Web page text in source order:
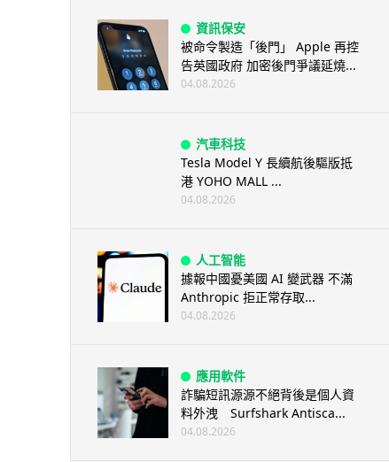
資訊保安
被命令製造「後門」 Apple 再控
告英國政府 加密後門爭議延燒...
04.08.2026
汽車科技
Tesla Model Y 長續航後驅版抵
港 YOHO MALL ...
04.08.2026
人工智能
據報中國憂美國 AI 變武器 不滿
Anthropic 拒正常存取...
04.08.2026
應用軟件
詐騙短訊源源不絕背後是個人資
料外洩 Surfshark Antisca...
04.08.2026